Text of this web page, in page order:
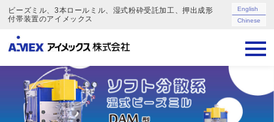
ビーズミル、3本ロールミル、湿式粉砕受託加工、押出成形
付帯装置のアイメックス
English
Chinese